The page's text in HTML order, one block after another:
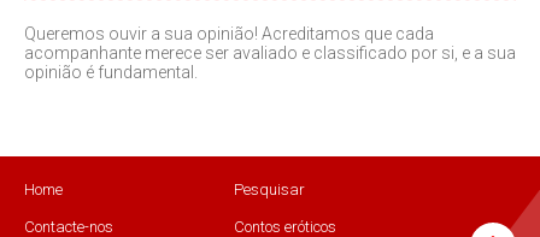
Queremos ouvir a sua opinião! Acreditamos que cada
acompanhante merece ser avaliado e classificado por si, e a sua
opinião é fundamental.
Home Pesquisar
Contacte-nos Contos eróticos